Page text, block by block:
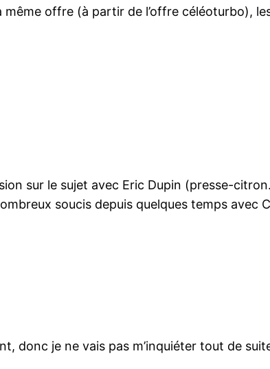
offre (à partir de l’offre céléoturbo),
sur le sujet avec Eric Dupin (presse-
soucis depuis quelques temps avec
donc je ne vais pas m’inquiéter tout de